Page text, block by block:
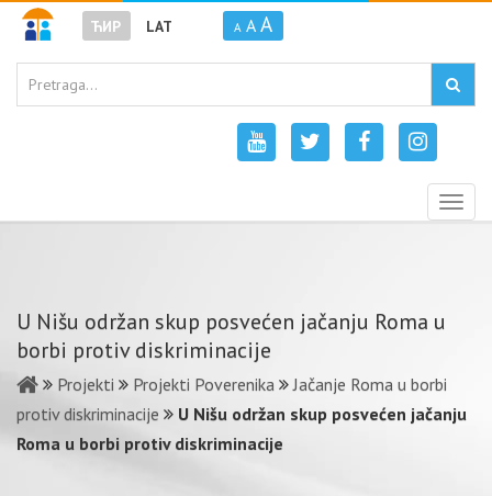
ЋИР LAT A A A
U Nišu održan skup posvećen jačanju Roma u
borbi protiv diskriminacije
Projekti Projekti Poverenika
Jačanje Roma u borbi
protiv diskriminacije
U Nišu održan skup posvećen jačanju
Roma u borbi protiv diskriminacije